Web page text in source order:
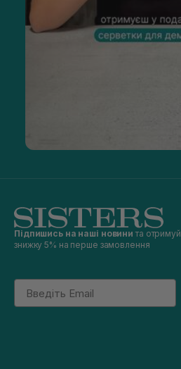
Підпишись на наші новини та отримуй
знижку 5% на перше замовлення
Email